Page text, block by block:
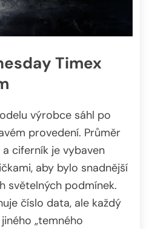
Timex
výrobce sáhl po
provedení. Průměr
ciferník je vybaven
aby bylo snadnější
světelných podmínek.
číslo data, ale každý
„temného